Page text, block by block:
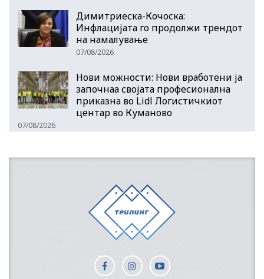
Димитриеска-Кочоска:
Инфлацијата го продолжи трендот
на намалување
07/08/2026
Нови можности: Нови вработени ја
започнаа својата професионална
приказна во Lidl Логистичкиот
центар во Куманово
07/08/2026